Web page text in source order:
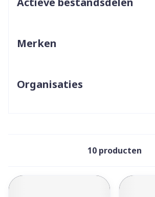
Merken
Organisaties
10 producten